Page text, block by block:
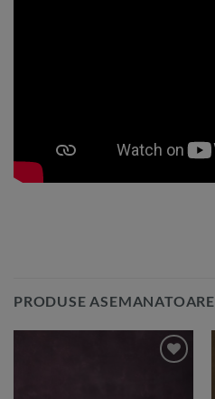
PRODUSE ASEMANATOARE